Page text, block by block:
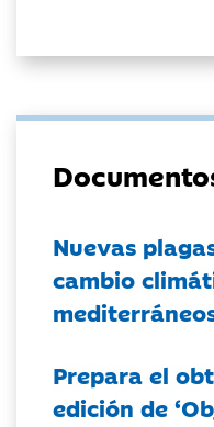
Nuevas
cambio
Prepara el
edición de